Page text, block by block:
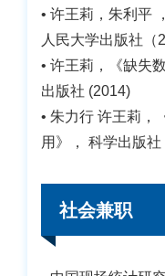
• 许王莉，朱利平
人民大学出版社（
• 许王莉，《缺失
出版社 (2014)
• 朱力行 许王莉，
用》， 科学出版社
社会兼职